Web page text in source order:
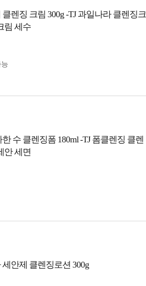
렌징 크림 300g -TJ 과일나라 클렌징크
림 세수
수 클렌징폼 180ml -TJ 폼클렌징 클렌
안 세면
안제 클렌징로션 300g